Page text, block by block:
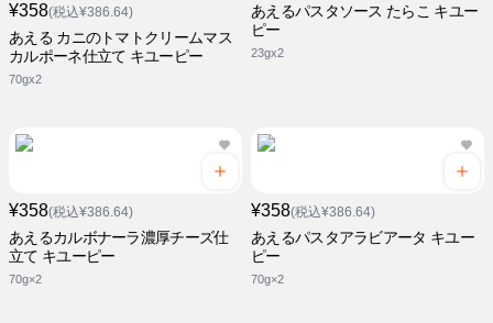
¥358(税込¥386.64)
あえる カニのトマトクリームマス
カルポーネ仕立て キユーピー
70gx2
あえるパスタソース たらこ キユー
ピー
23gx2
¥358(税込¥386.64)
あえるカルボナーラ濃厚チーズ仕
立て キユーピー
70g×2
¥358(税込¥386.64)
あえるパスタアラビアータ キユー
ピー
70g×2